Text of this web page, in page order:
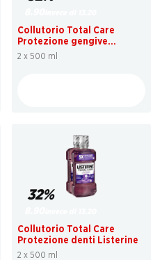
Collutorio Total Care
Protezione gengive
Listerine
2 x 500 ml
32%
Collutorio Total Care
Protezione denti Listerine
2 x 500 ml